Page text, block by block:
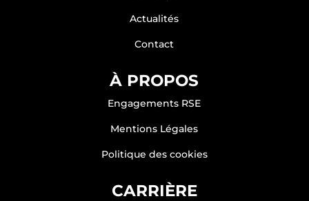
Actualités
Contact
À PROPOS
Engagements RSE
Mentions Légales
Politique des cookies
CARRIÈRE